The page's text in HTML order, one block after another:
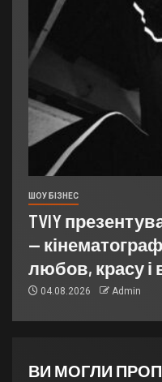
ШОУ БІЗНЕС
TVIY
—
любов, красу і
04.08.2026 Admin
ВИ МОГЛИ